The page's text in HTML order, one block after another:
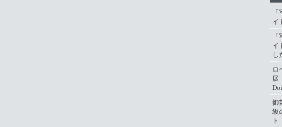
イ
イ
し
ロ
展
御
級